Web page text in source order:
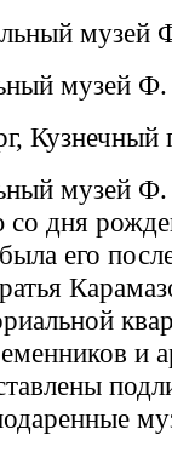
музей
Кузнечный
музей
дня
его
и